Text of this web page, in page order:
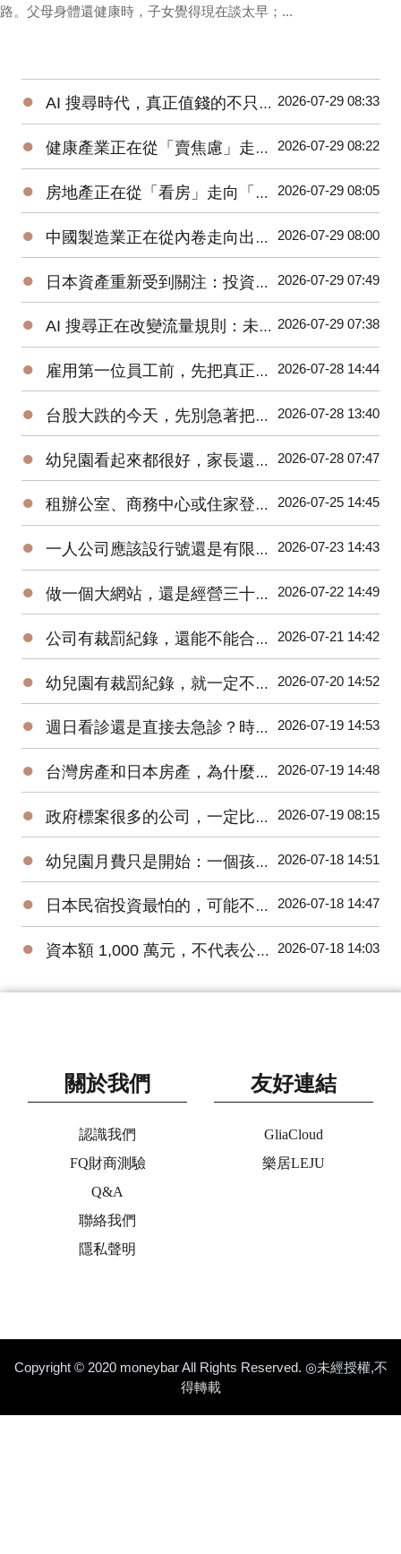
路。父母身體還健康時，子女覺得現在談太早；...
● AI 搜尋時代，真正值錢的不只是內容，而是「工具」：為什麼工具網站正在成為新的流量入口？ 2026-07-29 08:33
● 健康產業正在從「賣焦慮」走向「幫助決策」：從健保費到益生菌，消費者真正缺的是什麼？ 2026-07-29 08:22
● 房地產正在從「看房」走向「查證」：地址資料與建案資訊，為什麼會成為新的決策基礎？ 2026-07-29 08:05
● 中國製造業正在從內卷走向出海：下一場競爭，不只比價格，也比誰更懂全球消費者 2026-07-29 08:00
● 日本資產重新受到關注：投資人不能只看日圓，而要看企業改革與營運能力 2026-07-29 07:49
● AI 搜尋正在改變流量規則：未來企業爭奪的不是排名，而是「答案入口」 2026-07-29 07:38
● 雇用第一位員工前，先把真正的人事成本算清楚 2026-07-28 14:44
● 台股大跌的今天，先別急著把自己也賣掉 2026-07-28 13:40
● 幼兒園看起來都很好，家長還能怎麼查？從立案資訊到裁罰紀錄一次整理 2026-07-28 07:47
● 租辦公室、商務中心或住家登記，哪一種最划算？ 2026-07-25 14:45
● 一人公司應該設行號還是有限公司？不要只看設立成本 2026-07-23 14:43
● 做一個大網站，還是經營三十個垂直網站？ 2026-07-22 14:49
● 公司有裁罰紀錄，還能不能合作？ 2026-07-21 14:42
● 幼兒園有裁罰紀錄，就一定不能念嗎？ 2026-07-20 14:52
● 週日看診還是直接去急診？時間和錢都要算 2026-07-19 14:53
● 台灣房產和日本房產，為什麼不能只比租金報酬率？ 2026-07-19 14:48
● 政府標案很多的公司，一定比較穩嗎？ 2026-07-19 08:15
● 幼兒園月費只是開始：一個孩子一年教育支出怎麼估？ 2026-07-18 14:51
● 日本民宿投資最怕的，可能不是買貴 2026-07-18 14:47
● 資本額 1,000 萬元，不代表公司帳上有 1,000 萬元 2026-07-18 14:03
關於我們
認識我們
FQ財商測驗
Q&A
聯絡我們
隱私聲明
友好連結
GliaCloud
樂居LEJU
Copyright © 2020 moneybar All Rights Reserved. ◎未經授權,不
得轉載